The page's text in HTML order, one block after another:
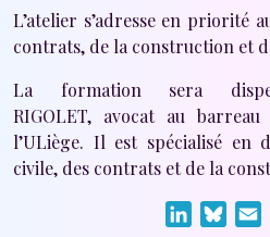
L’atelier s’adresse en priorité
contrats, de la construction et
La formation sera
RIGOLET, avocat au
l’ULiège. Il est spécialisé en
civile, des contrats et de la
LinkedIn